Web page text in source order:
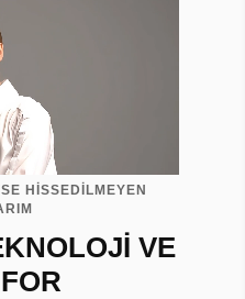
HİSSEDİLMEYEN
VE